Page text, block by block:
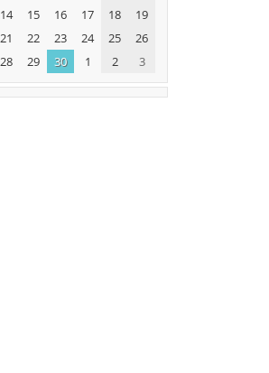
14 15 16 17 18
19
21 22 23 24 25
26
28 29 30 1 2 3